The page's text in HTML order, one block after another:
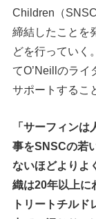
Children（
締結したことを
どを行っていく
てO’Neillのラ
サポートするこ
「サーフィン
事をSNSCの若
ないほどよりよ
織は20年以上に
トリートチル
イベント